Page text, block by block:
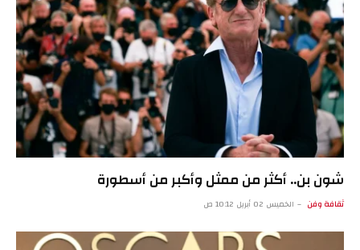
شون بن.. أكثر من ممثل وأكبر من أسطورة
ثقافة وفن الخميس 02 أبريل 10:12 ص